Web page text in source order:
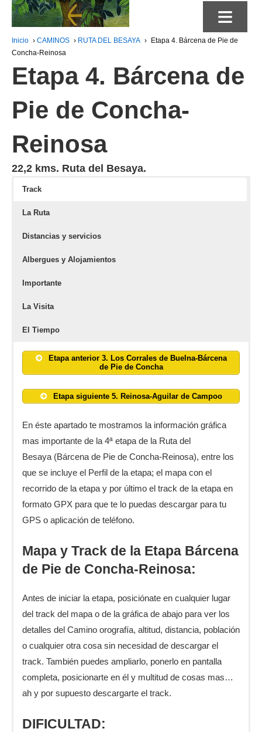
≡
Inicio › CAMINOS › RUTA DEL BESAYA ›
Etapa 4. Bárcena de Pie de
Concha-Reinosa
Etapa 4. Bárcena de
Pie de Concha-
Reinosa
22,2 kms. Ruta del Besaya.
Track
La Ruta
Distancias y servicios
Albergues y Alojamientos
Importante
La Visita
El Tiempo
Etapa anterior 3. Los Corrales de Buelna-Bárcena
de Pie de Concha
Etapa siguiente 5. Reinosa-Aguilar de Campoo
En éste apartado te mostramos la información gráfica
mas importante de la 4ª etapa de la Ruta del
Besaya (Bárcena de Pie de Concha-Reinosa), entre los
que se incluye el Perfil de la etapa; el mapa con el
recorrido de la etapa y por último el track de la etapa en
formato GPX para que te lo puedas descargar para tu
GPS o aplicación de teléfono.
Mapa y Track de la Etapa Bárcena
de Pie de Concha-Reinosa:
Antes de iniciar la etapa, posiciónate en cualquier lugar
del track del mapa o de la gráfica de abajo para ver los
detalles del Camino orografía, altitud, distancia, población
o cualquier otra cosa sin necesidad de descargar el
track. También puedes ampliarlo, ponerlo en pantalla
completa, posicionarte en él y multitud de cosas mas…
ah y por supuesto descargarte el track.
DIFICULTAD: